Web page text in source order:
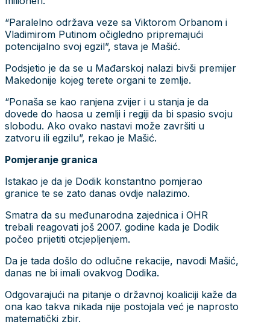
“Paralelno održava veze sa Viktorom Orbanom i
Vladimirom Putinom očigledno pripremajući
potencijalno svoj egzil”, stava je Mašić.
Podsjetio je da se u Mađarskoj nalazi bivši premijer
Makedonije kojeg terete organi te zemlje.
“Ponaša se kao ranjena zvijer i u stanja je da
dovede do haosa u zemlji i regiji da bi spasio svoju
slobodu. Ako ovako nastavi može završiti u
zatvoru ili egzilu”, rekao je Mašić.
Pomjeranje granica
Istakao je da je Dodik konstantno pomjerao
granice te se zato danas ovdje nalazimo.
Smatra da su međunarodna zajednica i OHR
trebali reagovati još 2007. godine kada je Dodik
počeo prijetiti otcjepljenjem.
Da je tada došlo do odlučne rekacije, navodi Mašić,
danas ne bi imali ovakvog Dodika.
Odgovarajući na pitanje o državnoj koaliciji kaže da
ona kao takva nikada nije postojala već je naprosto
matematički zbir.